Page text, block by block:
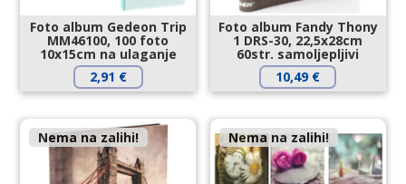
Foto album Gedeon Trip
MM46100, 100 foto
10x15cm na ulaganje
2,91 €
Foto album Fandy Thony
1 DRS-30, 22,5x28cm
60str. samoljepljivi
10,49 €
Nema na zalihi! Nema na zalihi!